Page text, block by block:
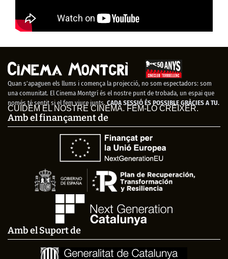
Quan s’apaguen els llums i comença la projecció, no som espectadors: som
una comunitat. El Cinema Montgrí és el nostre punt de trobada, un espai que
només té sentit si el fem viure junts. CADA SESSIÓ ÉS POSSIBLE GRÀCIES A TU.
CUIDEM EL NOSTRE CINEMA. FEM-LO CRÉIXER.
Amb el finançament de
Amb el Suport de